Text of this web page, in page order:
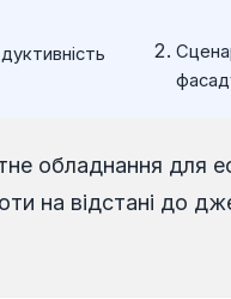
обладнання для
на відстані до